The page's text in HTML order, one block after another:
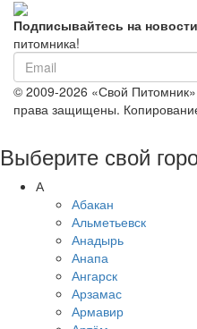
Подписывайтесь на новости
питомника!
© 2009-2026 «Свой
права защищены.
Выберите свой
А
Абакан
Альметьевск
Анадырь
Анапа
Ангарск
Арзамас
Армавир